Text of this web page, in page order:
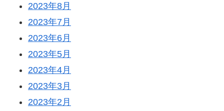
2023年8月
2023年7月
2023年6月
2023年5月
2023年4月
2023年3月
2023年2月